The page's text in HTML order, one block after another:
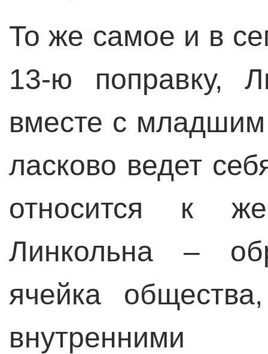
То же самое и в
13-ю поправку,
вместе с
ласково ведет
относится к
Линкольна –
ячейка